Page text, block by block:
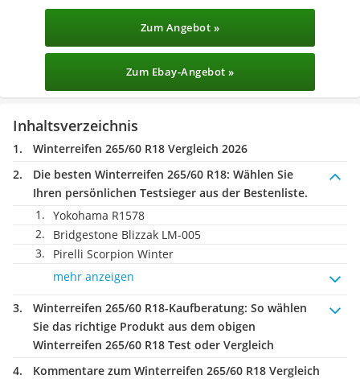
Zum Angebot »
Zum Ebay-Angebot »
Inhaltsverzeichnis
Winterreifen 265/60 R18 Vergleich 2026
Die besten Winterreifen 265/60 R18: Wählen Sie
Ihren persönlichen Testsieger aus der Bestenliste.
Yokohama R1578
Bridgestone Blizzak LM-005
Pirelli Scorpion Winter
mehr anzeigen
Winterreifen 265/60 R18-Kaufberatung: So wählen
Sie das richtige Produkt aus dem obigen
Winterreifen 265/60 R18 Test oder Vergleich
Kommentare zum Winterreifen 265/60 R18 Vergleich